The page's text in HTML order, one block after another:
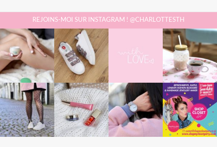
REJOINS-MOI SUR INSTAGRAM ! @CHARLOTTESTH